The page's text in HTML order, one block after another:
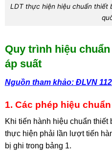
LDT thực hiện hiệu chuẩn thiết
Quy trình hiệu
áp suất
Nguồn tham khảo: ĐLVN
1. Các phép hiệu chuẩn
Khi tiến hành hiệu chuẩn
thực hiện phải lần lượt tiến
bị ghi trong bảng 1.